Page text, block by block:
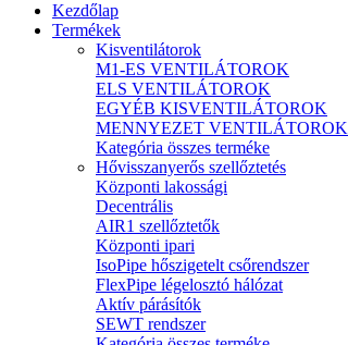
Kezdőlap
Termékek
Kisventilátorok
M1-ES VENTILÁTOROK
ELS VENTILÁTOROK
EGYÉB KISVENTILÁTOROK
MENNYEZET VENTILÁTOROK
Kategória összes terméke
Hővisszanyerős szellőztetés
Központi lakossági
Decentrális
AIR1 szellőztetők
Központi ipari
IsoPipe hőszigetelt csőrendszer
FlexPipe légelosztó hálózat
Aktív párásítók
SEWT rendszer